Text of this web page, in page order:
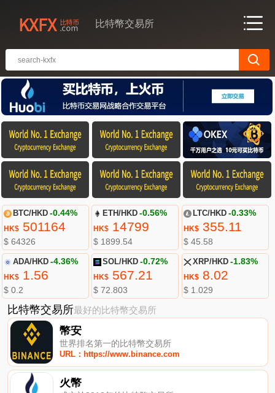
比特幣交易所
BTC/HKD -0.44%
HK$501164
$ 64326
ETH/HKD -0.56%
HK$ 14799
$ 1899.54
LTC/HKD -0.33%
HK$355.11
$ 45.58
ADA/HKD -4.36%
HK$1.56
$ 0.2
SOL/HKD -0.72%
HK$ 567.21
$ 72.803
XRP/HKD -1.83%
HK$8.02
$ 1.029
比特幣交易所最好的比特幣交易所
幣安
世界排名第一的比特幣交易所
URL：https://www.binance.com
火幣